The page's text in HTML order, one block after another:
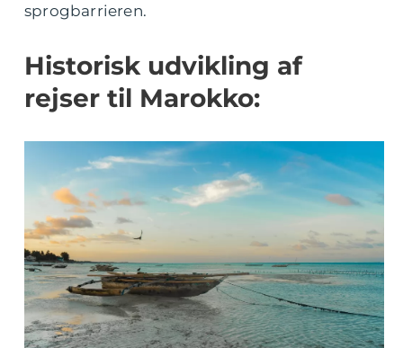
sprogbarrieren.
Historisk udvikling af
rejser til Marokko: